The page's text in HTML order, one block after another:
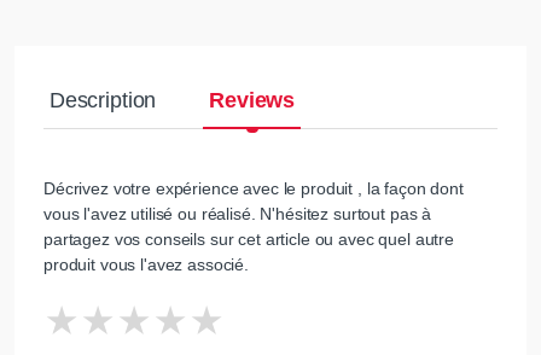
Description Reviews
Décrivez votre expérience avec le produit , la façon dont
vous l'avez utilisé ou réalisé. N'hésitez surtout pas à
partagez vos conseils sur cet article ou avec quel autre
produit vous l'avez associé.